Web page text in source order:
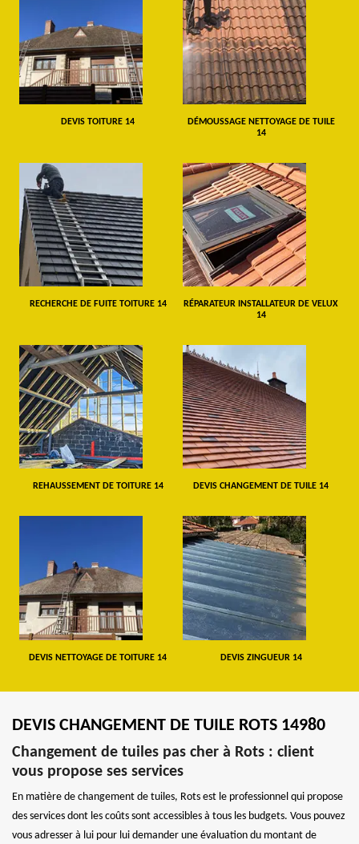
DEVIS TOITURE 14
DÉMOUSSAGE NETTOYAGE DE TUILE
14
RECHERCHE DE FUITE TOITURE 14
RÉPARATEUR INSTALLATEUR DE VELUX
14
REHAUSSEMENT DE TOITURE 14 DEVIS CHANGEMENT DE TUILE 14
DEVIS NETTOYAGE DE TOITURE 14 DEVIS ZINGUEUR 14
DEVIS CHANGEMENT DE TUILE ROTS 14980
Changement de tuiles pas cher à Rots : client
vous propose ses services
En matière de changement de tuiles, Rots est le professionnel qui propose
des services dont les coûts sont accessibles à tous les budgets. Vous pouvez
vous adresser à lui pour lui demander une évaluation du montant de